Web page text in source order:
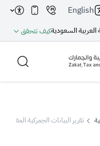
السعوديةكيف تتحقق
English
تقرير البيانات الجمركية المفتوحة